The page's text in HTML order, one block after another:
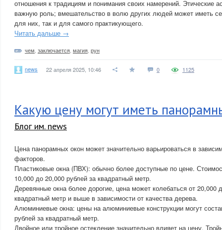
отношения к традициям и понимания своих намерений. Этические
важную роль; вмешательство в волю других людей может иметь
для них, так и для самого практикующего.
Читать дальше →
чем заключается магия рун
news 22 апреля 2025, 10:46 0 1125
Какую цену могут иметь
Блог им. news
Цена панорамных окон может значительно варьироваться в
факторов.
Пластиковые окна (ПВХ): обычно более доступные по цене.
10,000 до 20,000 рублей за квадратный метр.
Деревянные окна более дорогие, цена может колебаться от 20,000
квадратный метр и выше в зависимости от качества дерева.
Алюминиевые окна: цены на алюминиевые конструкции могут
рублей за квадратный метр.
Двойное или тройное остекление значительно влияет на цену.